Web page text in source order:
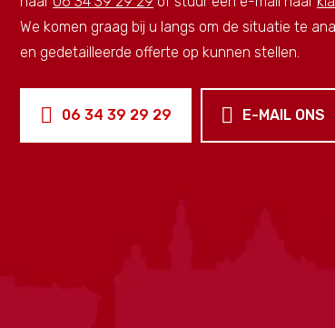
We komen graag bij u langs om de situatie te
en gedetailleerde offerte op kunnen stellen.
06 34 39 29 29 E-MAIL ONS